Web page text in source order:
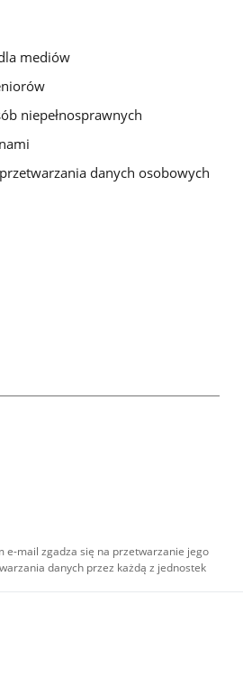
mediów
niepełnosprawnych
danych osobowych
e-mail zgadza się na przetwarzanie jego
danych przez każdą z jednostek